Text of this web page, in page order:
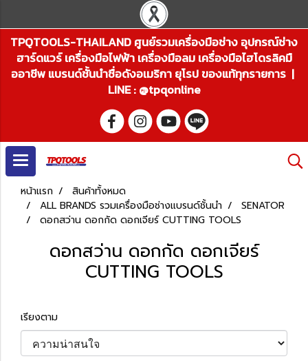
TPQTOOLS-THAILAND ศูนย์รวมเครื่องมือช่าง อุปกรณ์ช่าง
ฮาร์ดแวร์ เครื่องมือไฟฟ้า เครื่องมือลม เครื่องมือไฮโดรลิคมื
ออาชีพ แบรนด์ชั้นนำชื่อดังอเมริกา ยุโรป ของแท้ทุกรายการ |
LINE : @tpqonline
หน้าแรก
สินค้าทั้งหมด
ALL BRANDS รวมเครื่องมือช่างแบรนด์ชั้นนำ
SENATOR
ดอกสว่าน ดอกกัด ดอกเจียร์ CUTTING TOOLS
ดอกสว่าน ดอกกัด ดอกเจียร์
CUTTING TOOLS
เรียงตาม